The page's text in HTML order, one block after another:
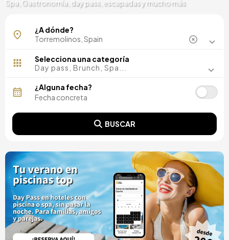
Spa, Gastronomía, day pass, escapadas y mucho más
¿A dónde?
Selecciona una categoría
Day pass, Brunch, Spa...
¿Alguna fecha?
BUSCAR